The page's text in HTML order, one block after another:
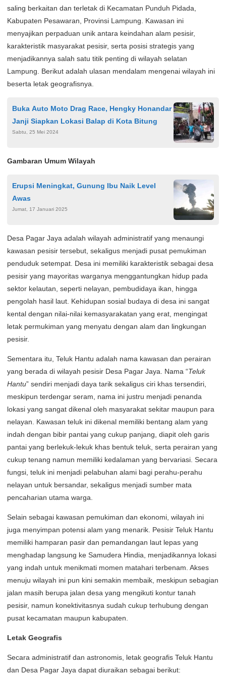
saling berkaitan dan terletak di Kecamatan Punduh Pidada,
Kabupaten Pesawaran, Provinsi Lampung. Kawasan ini
menyajikan perpaduan unik antara keindahan alam pesisir,
karakteristik masyarakat pesisir, serta posisi strategis yang
menjadikannya salah satu titik penting di wilayah selatan
Lampung. Berikut adalah ulasan mendalam mengenai wilayah ini
beserta letak geografisnya.
Buka Auto Moto Drag Race, Hengky Honandar
Janji Siapkan Lokasi Balap di Kota Bitung
Sabtu, 25 Mei 2024
Gambaran Umum Wilayah
Erupsi Meningkat, Gunung Ibu Naik Level
Awas
Jumat, 17 Januari 2025
Desa Pagar Jaya adalah wilayah administratif yang menaungi
kawasan pesisir tersebut, sekaligus menjadi pusat pemukiman
penduduk setempat. Desa ini memiliki karakteristik sebagai desa
pesisir yang mayoritas warganya menggantungkan hidup pada
sektor kelautan, seperti nelayan, pembudidaya ikan, hingga
pengolah hasil laut. Kehidupan sosial budaya di desa ini sangat
kental dengan nilai-nilai kemasyarakatan yang erat, mengingat
letak permukiman yang menyatu dengan alam dan lingkungan
pesisir.
Sementara itu, Teluk Hantu adalah nama kawasan dan perairan
yang berada di wilayah pesisir Desa Pagar Jaya. Nama “Teluk
Hantu” sendiri menjadi daya tarik sekaligus ciri khas tersendiri,
meskipun terdengar seram, nama ini justru menjadi penanda
lokasi yang sangat dikenal oleh masyarakat sekitar maupun para
nelayan. Kawasan teluk ini dikenal memiliki bentang alam yang
indah dengan bibir pantai yang cukup panjang, diapit oleh garis
pantai yang berlekuk-lekuk khas bentuk teluk, serta perairan yang
cukup tenang namun memiliki kedalaman yang bervariasi. Secara
fungsi, teluk ini menjadi pelabuhan alami bagi perahu-perahu
nelayan untuk bersandar, sekaligus menjadi sumber mata
pencaharian utama warga.
Selain sebagai kawasan pemukiman dan ekonomi, wilayah ini
juga menyimpan potensi alam yang menarik. Pesisir Teluk Hantu
memiliki hamparan pasir dan pemandangan laut lepas yang
menghadap langsung ke Samudera Hindia, menjadikannya lokasi
yang indah untuk menikmati momen matahari terbenam. Akses
menuju wilayah ini pun kini semakin membaik, meskipun sebagian
jalan masih berupa jalan desa yang mengikuti kontur tanah
pesisir, namun konektivitasnya sudah cukup terhubung dengan
pusat kecamatan maupun kabupaten.
Letak Geografis
Secara administratif dan astronomis, letak geografis Teluk Hantu
dan Desa Pagar Jaya dapat diuraikan sebagai berikut: